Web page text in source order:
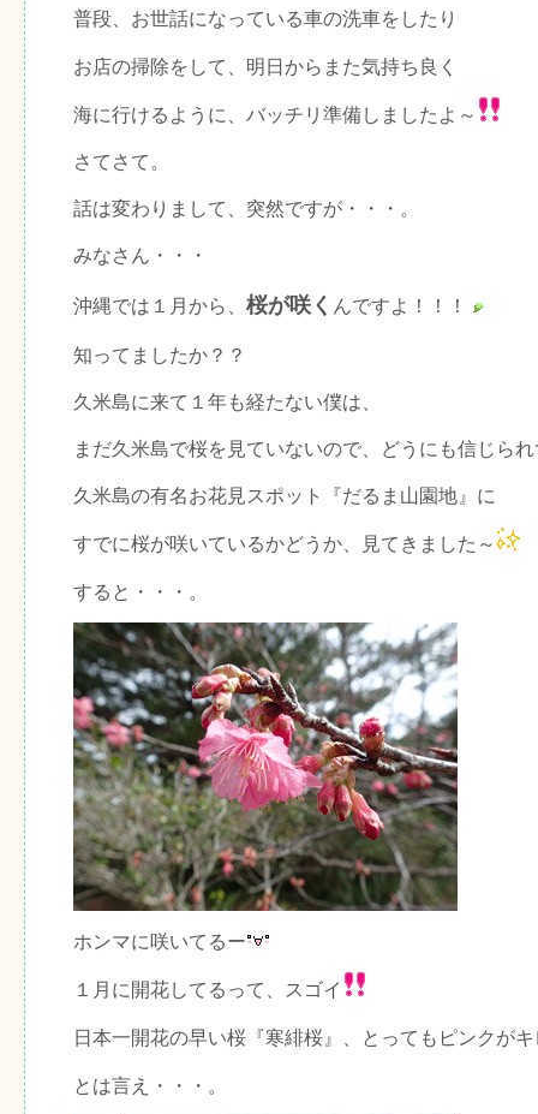
普段、お世話になっている車の洗車をしたり
お店の掃除をして、明日からまた気持ち良く
海に行けるように、バッチリ準備しましたよ～
さてさて。
話は変わりまして、突然ですが・・・。
みなさん・・・
沖縄では１月から、 桜が咲く んですよ！！！
知ってましたか？？
久米島に来て１年も経たない僕は、
まだ久米島で桜を見ていないので、どうにも信じら
久米島の有名お花見スポット『だるま山園地』に
すでに桜が咲いているかどうか、見てきました～
すると・・・。
ホンマに咲いてるー
１月に開花してるって、スゴイ
日本一開花の早い桜『寒緋桜』、とってもピンクが
とは言え・・・。